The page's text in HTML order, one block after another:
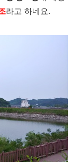
라고 하네요.